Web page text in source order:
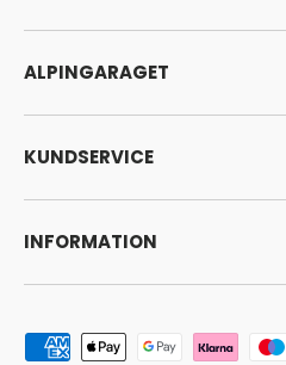
ALPINGARAGET
KUNDSERVICE
INFORMATION
Godkända betalningsmetoder